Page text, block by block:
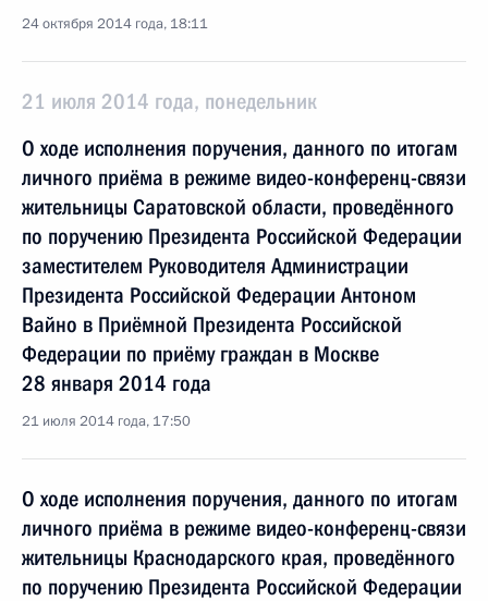
24 октября 2014 года, 18:11
21 июля 2014 года, понедельник
О ходе исполнения поручения, данного по итогам
личного приёма в режиме видео-конференц-связи
жительницы Саратовской области, проведённого
по поручению Президента Российской Федерации
заместителем Руководителя Администрации
Президента Российской Федерации Антоном
Вайно в Приёмной Президента Российской
Федерации по приёму граждан в Москве
28 января 2014 года
21 июля 2014 года, 17:50
О ходе исполнения поручения, данного по итогам
личного приёма в режиме видео-конференц-связи
жительницы Краснодарского края, проведённого
по поручению Президента Российской Федерации